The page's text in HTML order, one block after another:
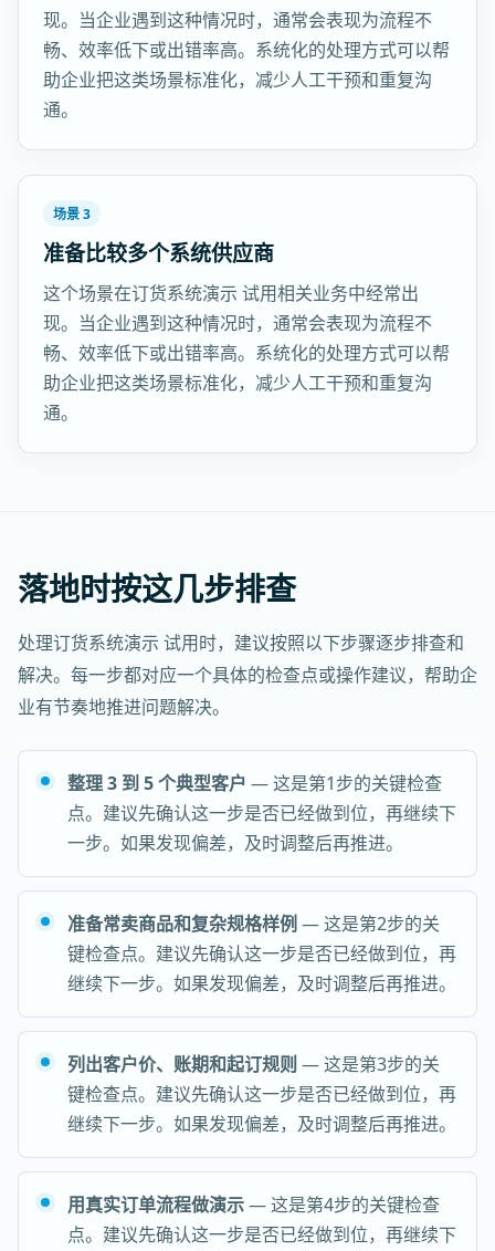
现。当企业遇到这种情况时，通常会表现为流程不
畅、效率低下或出错率高。系统化的处理方式可以帮
助企业把这类场景标准化，减少人工干预和重复沟
通。
场景 3
准备比较多个系统供应商
这个场景在订货系统演示 试用相关业务中经常出
现。当企业遇到这种情况时，通常会表现为流程不
畅、效率低下或出错率高。系统化的处理方式可以帮
助企业把这类场景标准化，减少人工干预和重复沟
通。
落地时按这几步排查
处理订货系统演示 试用时，建议按照以下步骤逐步排查和
解决。每一步都对应一个具体的检查点或操作建议，帮助企
业有节奏地推进问题解决。
整理 3 到 5 个典型客户 — 这是第1步的关键检查
点。建议先确认这一步是否已经做到位，再继续下
一步。如果发现偏差，及时调整后再推进。
准备常卖商品和复杂规格样例 — 这是第2步的关
键检查点。建议先确认这一步是否已经做到位，再
继续下一步。如果发现偏差，及时调整后再推进。
列出客户价、账期和起订规则 — 这是第3步的关
键检查点。建议先确认这一步是否已经做到位，再
继续下一步。如果发现偏差，及时调整后再推进。
用真实订单流程做演示— 这是第4步的关键检查
点。建议先确认这一步是否已经做到位，再继续下